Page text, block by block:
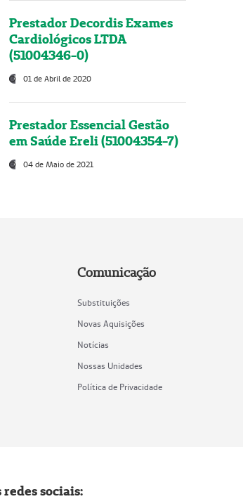
Prestador Decordis Exames
Cardiológicos LTDA
(51004346-0)
01 de Abril de 2020
Prestador Essencial Gestão
em Saúde Ereli (51004354-7)
04 de Maio de 2021
Comunicação
Substituições
Novas Aquisições
Notícias
Nossas Unidades
Política de Privacidade
redes sociais: